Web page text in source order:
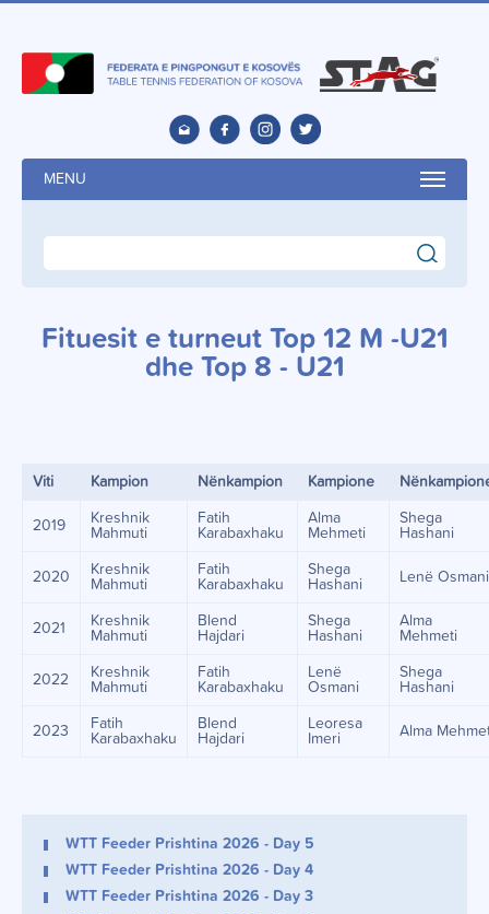
MENU
search
Fituesit e turneut Top 12 M -U21
dhe Top 8 - U21
Viti Kampion Nënkampion Kampione
2019
Kreshnik
Mahmuti
Fatih
Karabaxhaku
Alma
Mehmeti
Shega
Hashani
2020
Kreshnik
Mahmuti
Fatih
Karabaxhaku
Shega
Hashani
Lenë
2021
Kreshnik
Mahmuti
Blend
Hajdari
Shega
Hashani
Alma
Mehmeti
2022
Kreshnik
Mahmuti
Fatih
Karabaxhaku
Lenë
Osmani
Shega
Hashani
2023
Fatih
Karabaxhaku
Blend
Hajdari
Leoresa
Imeri
Alma
WTT Feeder Prishtina 2026 - Day 5
WTT Feeder Prishtina 2026 - Day 4
WTT Feeder Prishtina 2026 - Day 3